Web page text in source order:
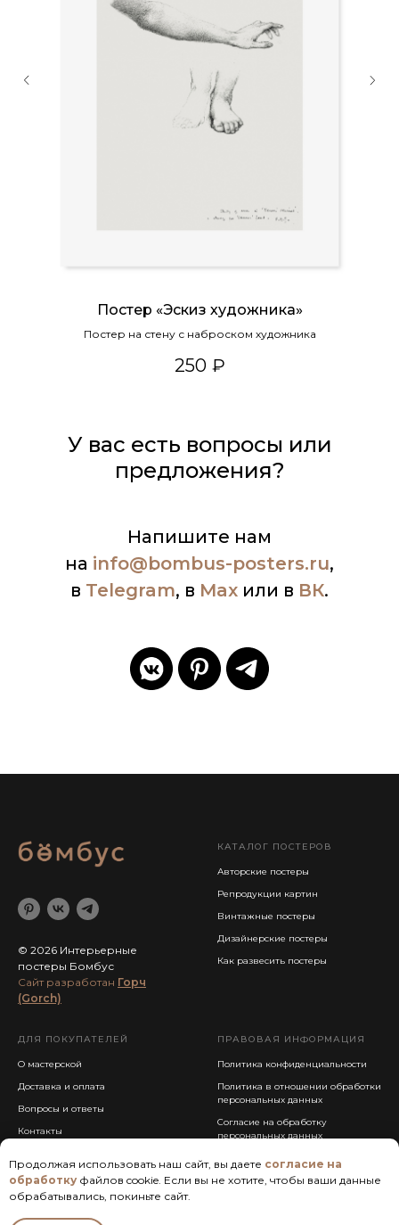
Постер «Эскиз художника»
Постер на стену с наброском художника
250 ₽
Продолжая использовать наш сайт, вы даете согласие на
обработкуфайлов cookie. Если вы не хотите, чтобы ваши данные
обрабатывались, покиньте сайт.
У вас есть вопросы или
предложения?
Напишите нам
на info@bombus-posters.ru,
в Telegram, в Max или в ВК.
© 2026 Интерьерные
постеры Бомбус
Cайт разработан Горч
(Gorch)
КАТАЛОГ ПОСТЕРОВ
Авторские постеры
Репродукции картин
Винтажные постеры
Дизайнерские постеры
Как развесить постеры
ДЛЯ ПОКУПАТЕЛЕЙ
О мастерской
Доставка и оплата
Вопросы и ответы
Контакты
ПРАВОВАЯ ИНФОРМАЦИЯ
Политика конфиденциальности
Политика в отношении обработки
персональных данных
Согласие на обработку
персональных данных